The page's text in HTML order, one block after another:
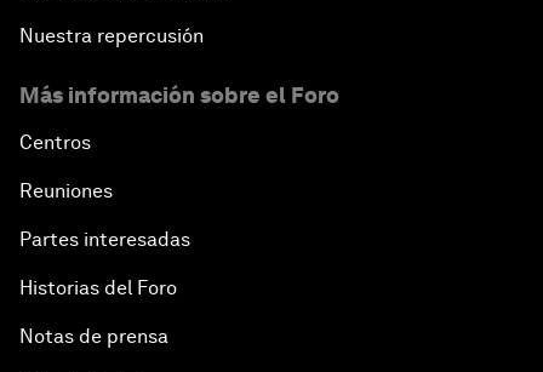
Nuestra repercusión
Más información sobre el Foro
Centros
Reuniones
Partes interesadas
Historias del Foro
Notas de prensa